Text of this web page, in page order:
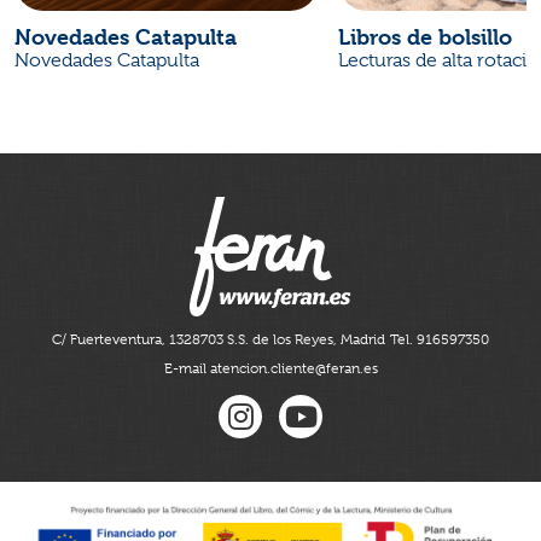
Novedades Catapulta
Novedades Catapulta
Libros de bolsillo
Lecturas de alta
C/ Fuerteventura, 1328703 S.S. de los Reyes, Madrid Tel. 916597350
E-mail atencion.cliente@feran.es